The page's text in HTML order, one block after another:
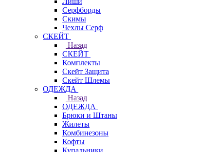
Серфборды
Скимы
Чехлы Cерф
СКЕЙТ
Назад
СКЕЙТ
Комплекты
Скейт Защита
Скейт Шлемы
ОДЕЖДА
Назад
ОДЕЖДА
Брюки и Штаны
Жилеты
Комбинезоны
Кофты
Купальники